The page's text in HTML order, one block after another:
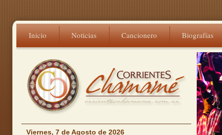
Inicio Noticias Cancionero Biografías
Viernes, 7 de Agosto de 2026